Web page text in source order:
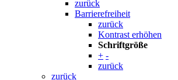
zurück
Barrierefreiheit
zurück
Kontrast erhöhen
Schriftgröße
+ -
zurück
zurück